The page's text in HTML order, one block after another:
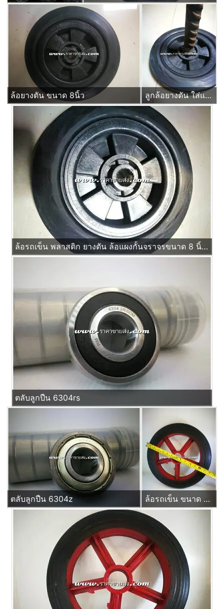
ล้อยางตัน ขนาด 8นิ้ว ลูกล้อยางตัน ใส่แกนเพลา หกหุน
ล้อรถเข็น พลาสติก ยางตัน ล้อแผงกั้นจราจรขนาด 8 นิ้ว รูบูช ไม่ใช้ลูกปืน
ตลับลูกปืน 6304rs
ตลับลูกปืน 6304z ล้อรถเข็น ขนาด 14 นิ้ว